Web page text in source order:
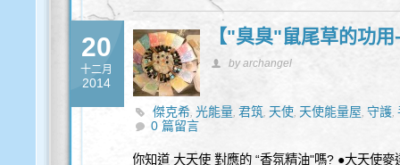
20
十二月
2014
【"臭臭"鼠尾草的功
by archangel
傑克希,光能量,君筑, 天使, 天使能量屋,守護,
0 篇留言
你知道 大天使 對應的 “香氛精油"嗎? ●大天使